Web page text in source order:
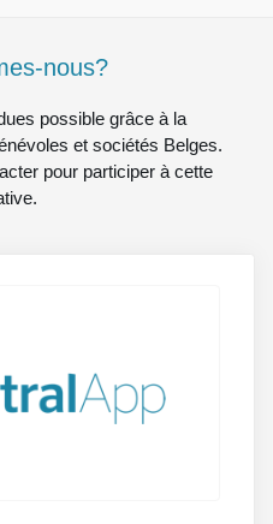
nous?
possible grâce à la
et sociétés Belges.
pour participer à cette